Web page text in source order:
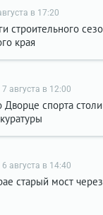
в 17:20
строительного
края
7 августа в 12:00
Дворце спорта
6 августа в 14:40
старый мост